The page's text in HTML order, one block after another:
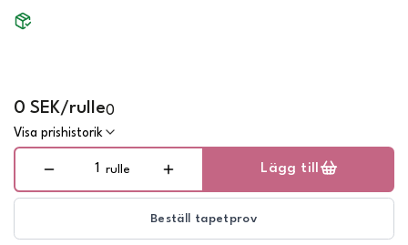
0 SEK/rulle0
Visa prishistorik
rulle Lägg till
Beställ tapetprov